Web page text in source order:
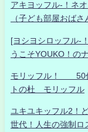
アキヨッフル-！ネ
（子ども部屋おば
[ヨシヨシロッフル-
うこそYOUKO！の
モリッフル！ 50代
トの杜 モリッフル
ユキユキッフル2！
世代！人生の強制ロ